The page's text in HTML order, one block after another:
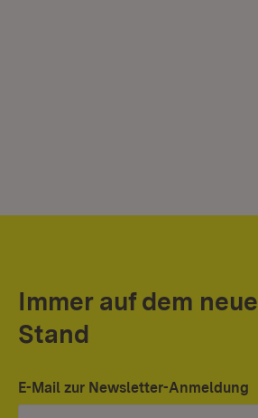
Immer auf dem
Stand
E-Mail zur Newsletter-Anmeldung